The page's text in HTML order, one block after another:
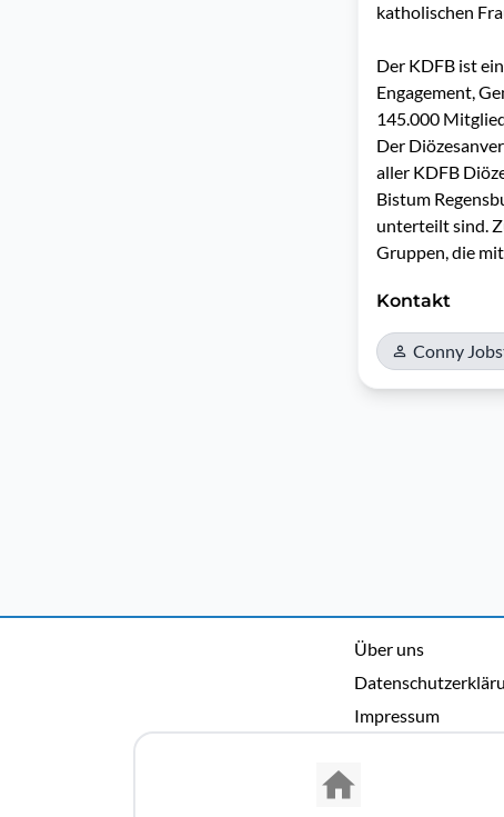
katholischen
Der KDFB ist
Engagement,
145.000
Der
aller KDFB
Bistum
unterteilt sind.
Kontakt
Conny
Über uns
Impressum